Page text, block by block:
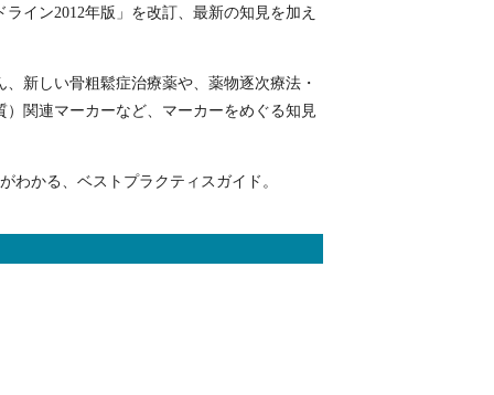
イン2012年版」を改訂、最新の知見を加え
新しい骨粗鬆症治療薬や、薬物逐次療法・
関連マーカーなど、マーカーをめぐる知見
わかる、ベストプラクティスガイド。